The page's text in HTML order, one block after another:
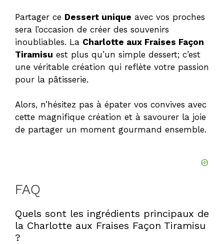
Partager ce Dessert unique avec vos proches
sera l’occasion de créer des souvenirs
inoubliables. La Charlotte aux Fraises Façon
Tiramisu est plus qu’un simple dessert; c’est
une véritable création qui reflète votre passion
pour la pâtisserie.
Alors, n’hésitez pas à épater vos convives avec
cette magnifique création et à savourer la joie
de partager un moment gourmand ensemble.
FAQ
Quels sont les ingrédients principaux de
la Charlotte aux Fraises Façon Tiramisu
?